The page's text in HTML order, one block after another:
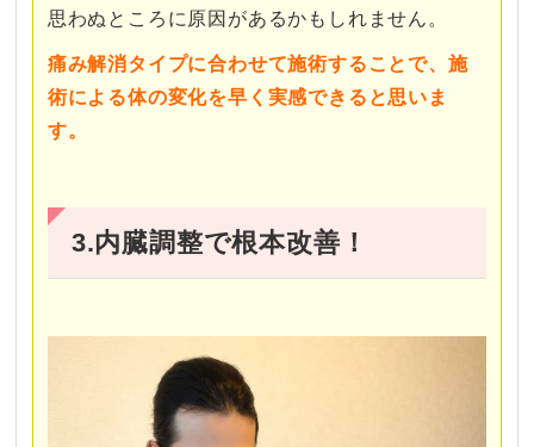
思わぬところに原因があるかもしれません。
痛み解消タイプに合わせて施術することで、施
術による体の変化を早く実感できると思いま
す。
3.内臓調整で根本改善！